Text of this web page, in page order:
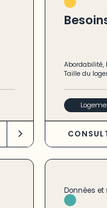
Abordabilité,
Taille du
Données